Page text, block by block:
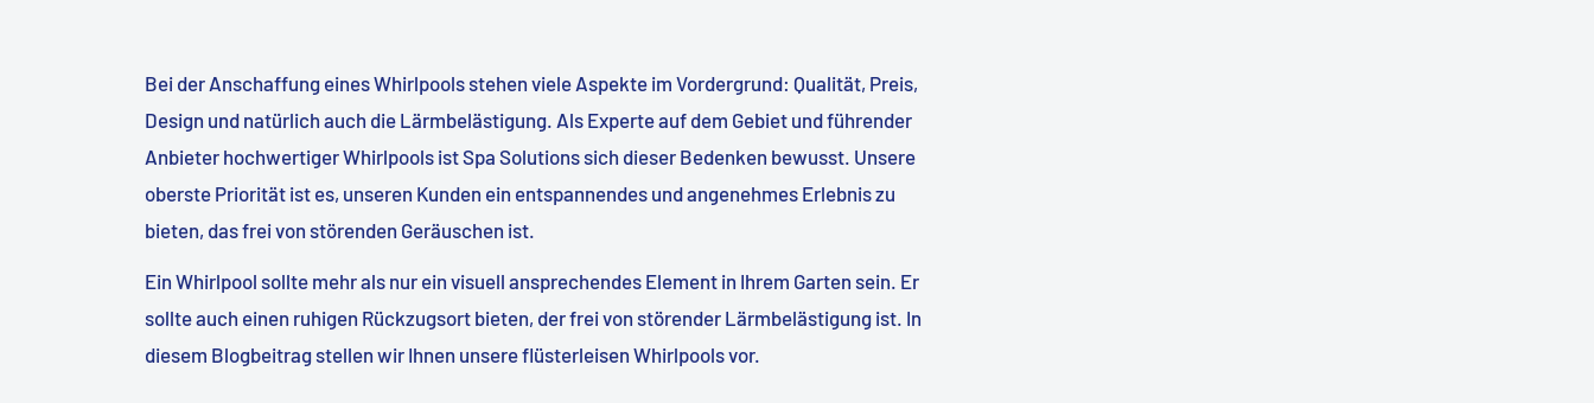
Bei der Anschaffung eines Whirlpools stehen viele Aspekte im Vordergrund: Qualität, Preis,
Design und natürlich auch die Lärmbelästigung. Als Experte auf dem Gebiet und führender
Anbieter hochwertiger Whirlpools ist Spa Solutions sich dieser Bedenken bewusst. Unsere
oberste Priorität ist es, unseren Kunden ein entspannendes und angenehmes Erlebnis zu
bieten, das frei von störenden Geräuschen ist.
Ein Whirlpool sollte mehr als nur ein visuell ansprechendes Element in Ihrem Garten sein. Er
sollte auch einen ruhigen Rückzugsort bieten, der frei von störender Lärmbelästigung ist. In
diesem Blogbeitrag stellen wir Ihnen unsere flüsterleisen Whirlpools vor.